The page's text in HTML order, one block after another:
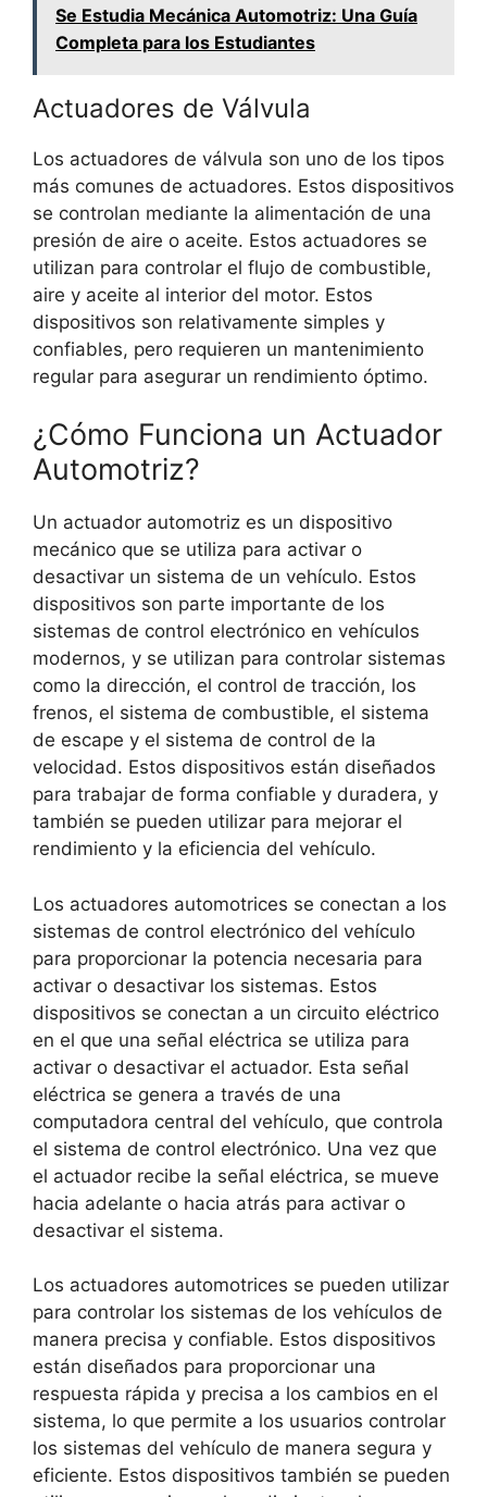
Se Estudia Mecánica Automotriz: Una Guía
Completa para los Estudiantes
Actuadores de Válvula
Los actuadores de válvula son uno de los tipos
más comunes de actuadores. Estos dispositivos
se controlan mediante la alimentación de una
presión de aire o aceite. Estos actuadores se
utilizan para controlar el flujo de combustible,
aire y aceite al interior del motor. Estos
dispositivos son relativamente simples y
confiables, pero requieren un mantenimiento
regular para asegurar un rendimiento óptimo.
¿Cómo Funciona un Actuador
Automotriz?
Un actuador automotriz es un dispositivo
mecánico que se utiliza para activar o
desactivar un sistema de un vehículo. Estos
dispositivos son parte importante de los
sistemas de control electrónico en vehículos
modernos, y se utilizan para controlar sistemas
como la dirección, el control de tracción, los
frenos, el sistema de combustible, el sistema
de escape y el sistema de control de la
velocidad. Estos dispositivos están diseñados
para trabajar de forma confiable y duradera, y
también se pueden utilizar para mejorar el
rendimiento y la eficiencia del vehículo.
Los actuadores automotrices se conectan a los
sistemas de control electrónico del vehículo
para proporcionar la potencia necesaria para
activar o desactivar los sistemas. Estos
dispositivos se conectan a un circuito eléctrico
en el que una señal eléctrica se utiliza para
activar o desactivar el actuador. Esta señal
eléctrica se genera a través de una
computadora central del vehículo, que controla
el sistema de control electrónico. Una vez que
el actuador recibe la señal eléctrica, se mueve
hacia adelante o hacia atrás para activar o
desactivar el sistema.
Los actuadores automotrices se pueden utilizar
para controlar los sistemas de los vehículos de
manera precisa y confiable. Estos dispositivos
están diseñados para proporcionar una
respuesta rápida y precisa a los cambios en el
sistema, lo que permite a los usuarios controlar
los sistemas del vehículo de manera segura y
eficiente. Estos dispositivos también se pueden